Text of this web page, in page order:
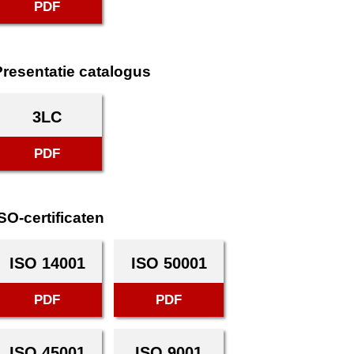
PDF
catalogus
3LC
PDF
certificaten
ISO 14001
PDF
ISO 50001
PDF